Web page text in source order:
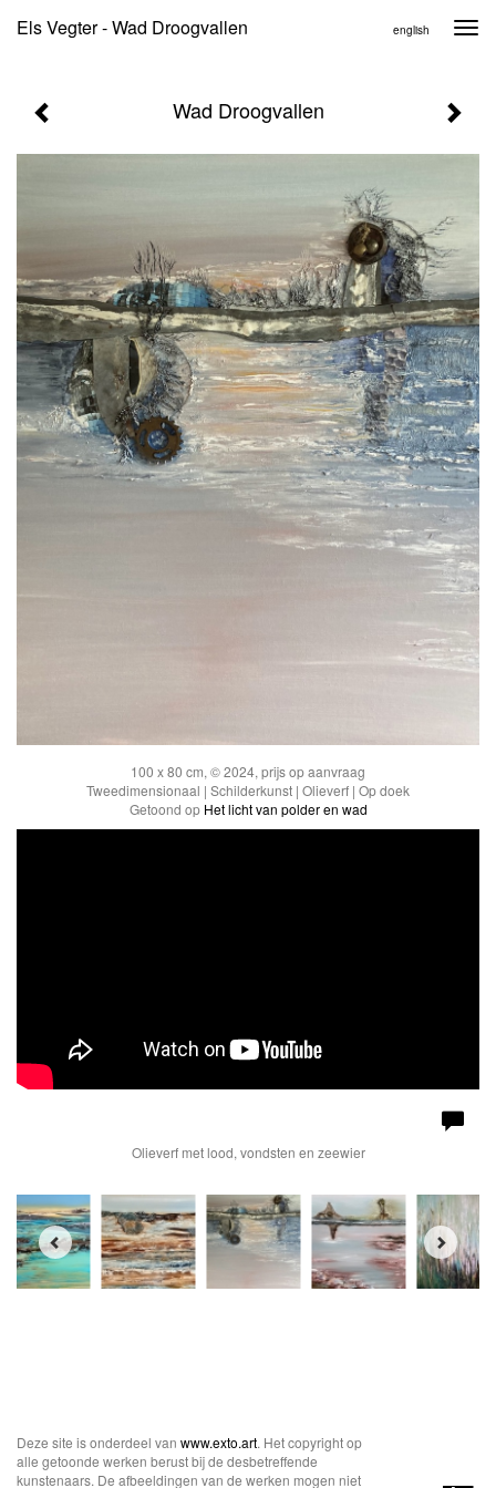
Els Vegter - Wad Droogvallen english
Wad Droogvallen
100 x 80 cm, © 2024, prijs op aanvraag
Tweedimensionaal | Schilderkunst | Olieverf | Op doek
Getoond op Het licht van polder en wad
Olieverf met lood, vondsten en zeewier
Deze site is onderdeel van www.exto.art. Het copyright op
alle getoonde werken berust bij de desbetreffende
kunstenaars. De afbeeldingen van de werken mogen niet